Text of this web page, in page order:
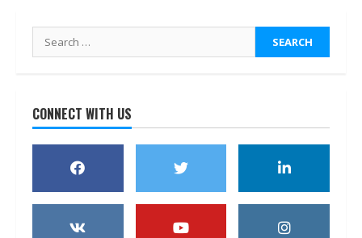
Search
for:
CONNECT WITH US